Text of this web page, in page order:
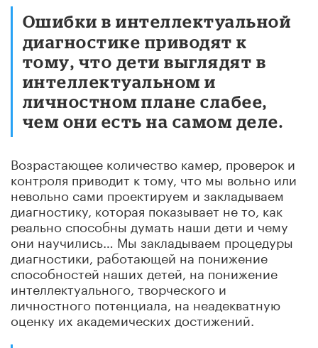
Ошибки в интеллектуальной
диагностике приводят к
тому, что дети выглядят в
интеллектуальном и
личностном плане слабее,
чем они есть на самом деле.
Возрастающее количество камер, проверок и
контроля приводит к тому, что мы вольно или
невольно сами проектируем и закладываем
диагностику, которая показывает не то, как
реально способны думать наши дети и чему
они научились… Мы закладываем процедуры
диагностики, работающей на понижение
способностей наших детей, на понижение
интеллектуального, творческого и
личностного потенциала, на неадекватную
оценку их академических достижений.